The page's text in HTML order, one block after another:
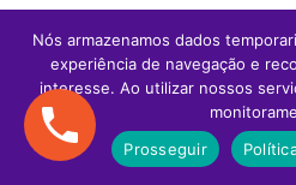
Vila Prudente
Vila Zelina
Zona
Nós armazenamos dados
experiência de navegação e
interesse. Ao utilizar nossos
Prosseguir